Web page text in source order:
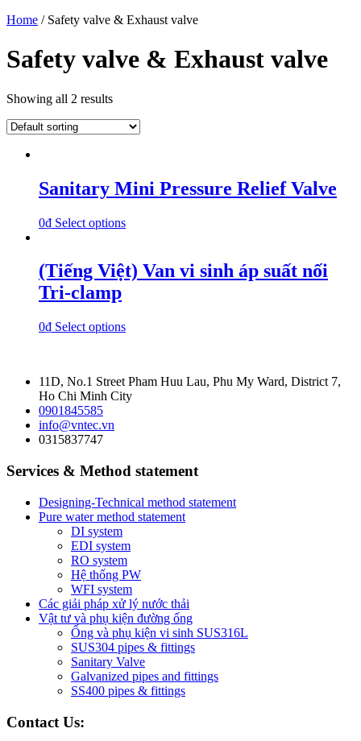
Home / Safety valve & Exhaust valve
Safety valve & Exhaust valve
Showing all 2 results
Sanitary Mini Pressure Relief Valve
0₫ Select options
(Tiếng Việt) Van vi sinh áp suất nối
Tri-clamp
0₫ Select options
11D, No.1 Street Pham Huu Lau, Phu My Ward, District 7,
Ho Chi Minh City
0901845585
info@vntec.vn
0315837747
Services & Method statement
Designing-Technical method statement
Pure water method statement
DI system
EDI system
RO system
Hệ thống PW
WFI system
Các giải pháp xử lý nước thải
Vật tư và phụ kiện đường ống
Ống và phụ kiện vi sinh SUS316L
SUS304 pipes & fittings
Sanitary Valve
Galvanized pipes and fittings
SS400 pipes & fittings
Contact Us: